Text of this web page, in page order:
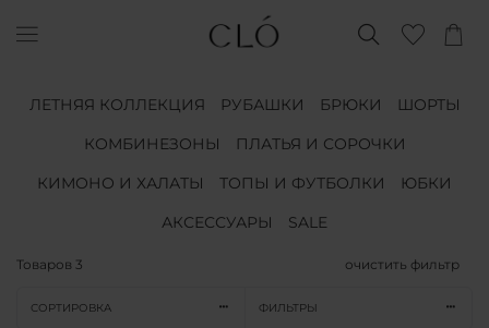
ЛЕТНЯЯ КОЛЛЕКЦИЯ РУБАШКИ БРЮКИ
ШОРТЫ
КОМБИНЕЗОНЫ
ПЛАТЬЯ И СОРОЧКИ
КИМОНО И ХАЛАТЫ
ТОПЫ И ФУТБОЛКИ
ЮБКИ
АКСЕССУАРЫ
SALE
Товаров 3 очистить фильтр
СОРТИРОВКА ФИЛЬТРЫ